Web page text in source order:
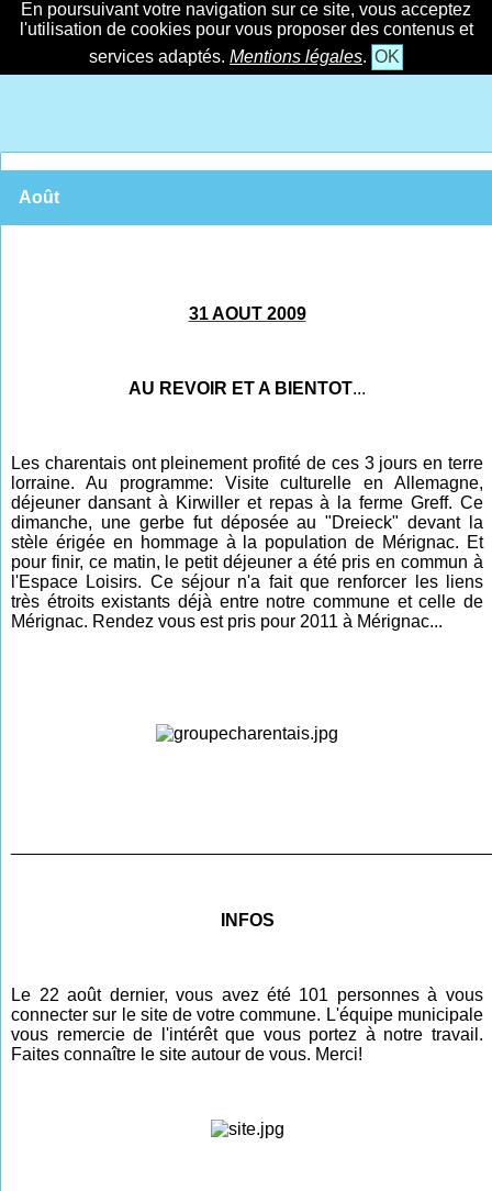
En poursuivant votre navigation sur ce site, vous acceptez
l'utilisation de cookies pour vous proposer des contenus et
services adaptés. Mentions légales. OK
Août
31 AOUT 2009
AU REVOIR ET A BIENTOT...
Les charentais ont pleinement profité de ces 3 jours en terre
lorraine. Au programme: Visite culturelle en Allemagne,
déjeuner dansant à Kirwiller et repas à la ferme Greff. Ce
dimanche, une gerbe fut déposée au "Dreieck" devant la
stèle érigée en hommage à la population de Mérignac. Et
pour finir, ce matin, le petit déjeuner a été pris en commun à
l'Espace Loisirs. Ce séjour n'a fait que renforcer les liens
très étroits existants déjà entre notre commune et celle de
Mérignac. Rendez vous est pris pour 2011 à Mérignac...
INFOS
Le 22 août dernier, vous avez été 101 personnes à vous
connecter sur le site de votre commune. L'équipe municipale
vous remercie de l'intérêt que vous portez à notre travail.
Faites connaître le site autour de vous. Merci!